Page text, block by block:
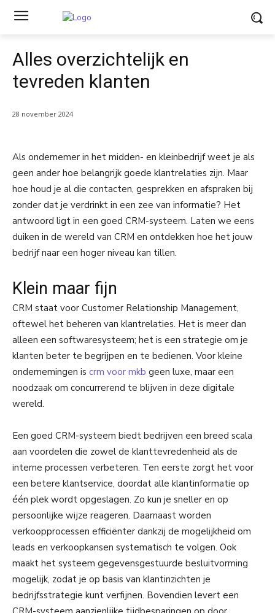
Alles overzichtelijk en
tevreden klanten
28 november 2024
Als ondernemer in het midden- en kleinbedrijf weet je als
geen ander hoe belangrijk goede klantrelaties zijn. Maar
hoe houd je al die contacten, gesprekken en afspraken bij
zonder dat je verdrinkt in een zee van informatie? Het
antwoord ligt in een goed CRM-systeem. Laten we eens
duiken in de wereld van CRM en ontdekken hoe het jouw
bedrijf naar een hoger niveau kan tillen.
Klein maar fijn
CRM staat voor Customer Relationship Management,
oftewel het beheren van klantrelaties. Het is meer dan
alleen een softwaresysteem; het is een strategie om je
klanten beter te begrijpen en te bedienen. Voor kleine
ondernemingen is crm voor mkb geen luxe, maar een
noodzaak om concurrerend te blijven in deze digitale
wereld.
Een goed CRM-systeem biedt bedrijven een breed scala
aan voordelen die zowel de klanttevredenheid als de
interne processen verbeteren. Ten eerste zorgt het voor
een betere klantservice, doordat alle klantinformatie op
één plek wordt opgeslagen. Zo kun je sneller en op
persoonlijke wijze reageren. Daarnaast worden
verkoopprocessen efficiënter dankzij de mogelijkheid om
leads en verkoopkansen systematisch te volgen. Ook
maakt het systeem gegevensgestuurde besluitvorming
mogelijk, zodat je op basis van klantinzichten je
bedrijfsstrategie kunt verfijnen. Bovendien levert een